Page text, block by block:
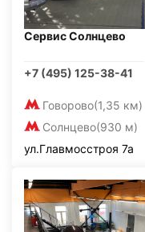
Сервис Солнцево
+7 (495) 125-38-41
Говорово(1,35 км)
Солнцево(930 м)
ул.Главмосстроя 7а